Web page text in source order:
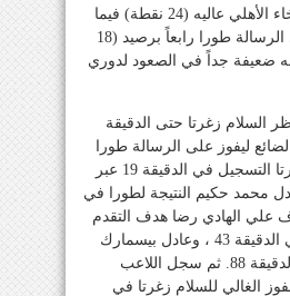
طرابلس وفريق الاخاء الأهلي عاليه (24 نقطة) فيما
بقي الفريق الجنوبي الرسالة طورا رابعاً برصيد (18
ضعيفة جداً في الصعود لدوري
السلام زغرتا حتى الدقيقة
ليفوز على الرسالة طورا
(3-2). إفتتح أبناء زغرتا التسجيل في الدقيقة 19 عبر
محمد حكيم النتيجة لطورا في
، ثم اضاف علي الهادي رضا هدف التقدم
من علامة الجزاء في الدقيقة 43 ، وعادل بيسمارك
اسانتي النتيجة في الدقيقة 88. ثم سجل اللاعب
الغالي للسلام زغرتا في